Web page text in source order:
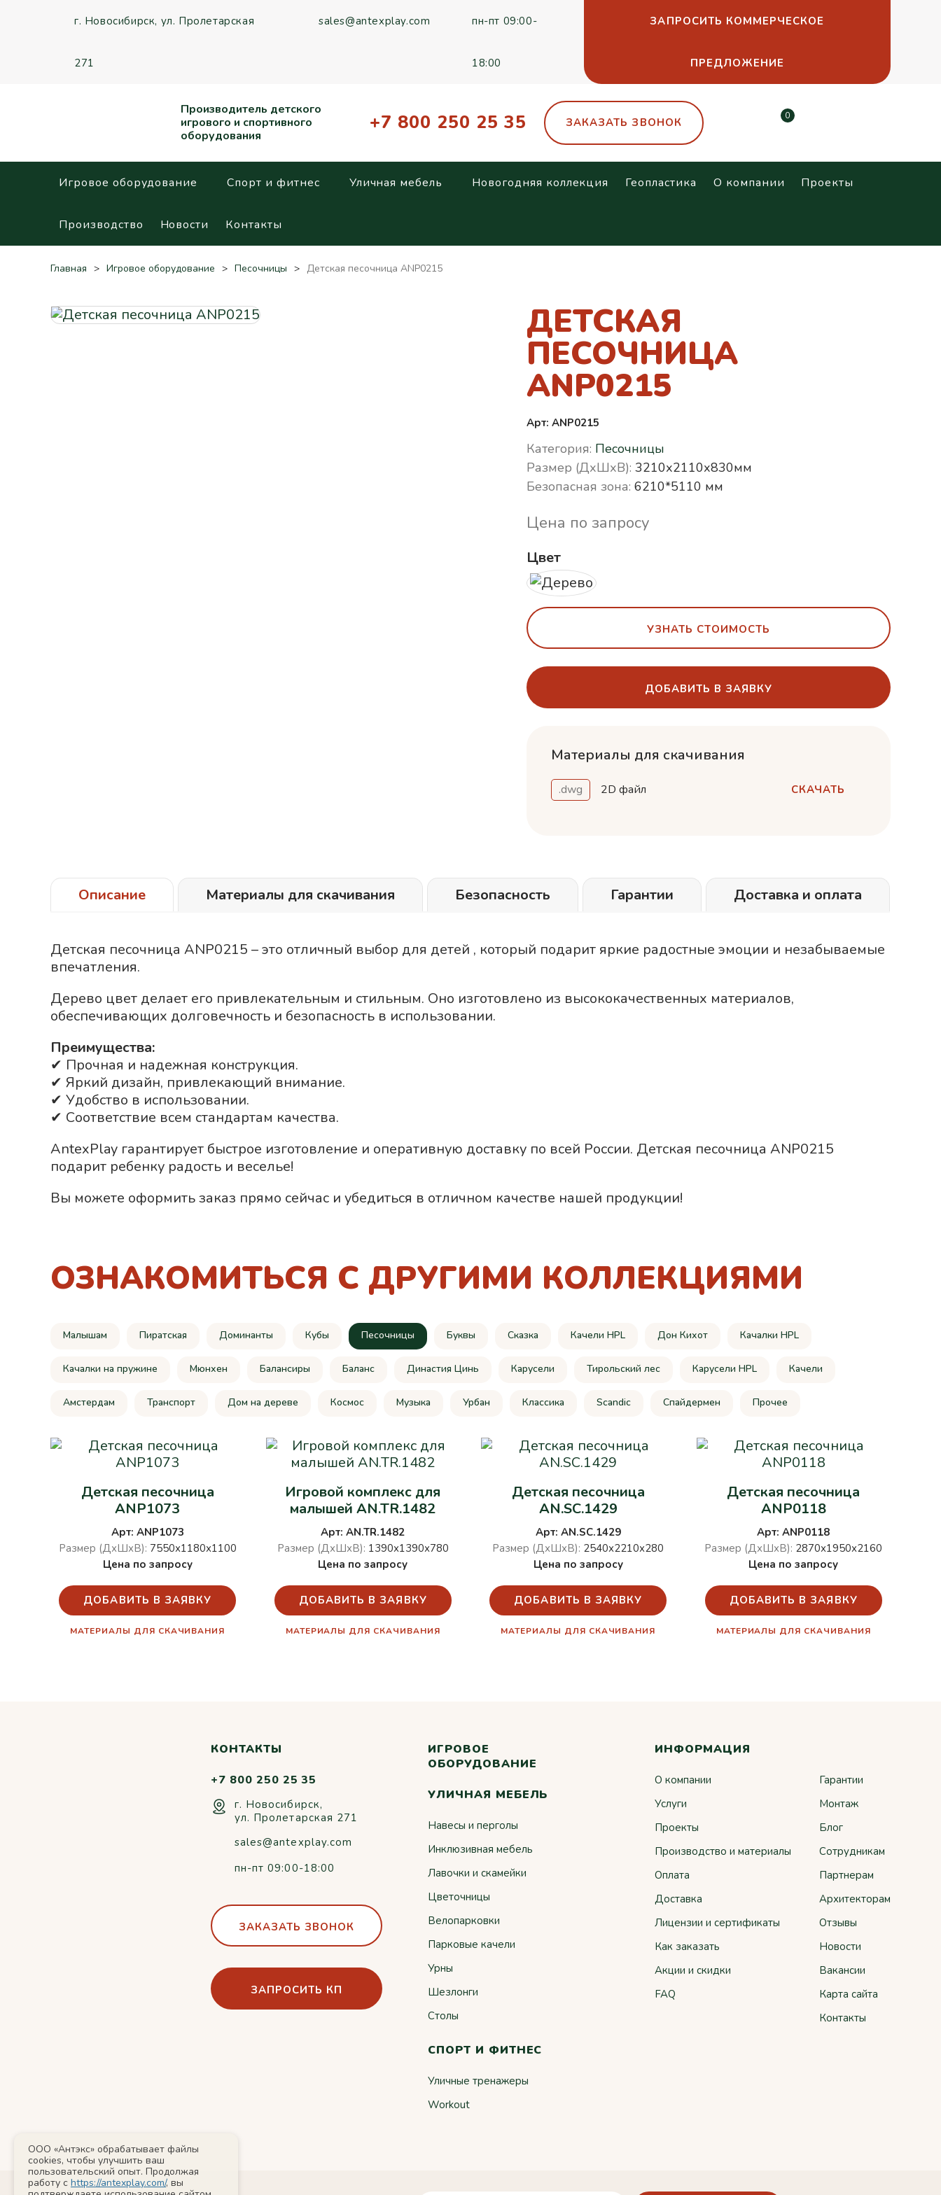
г. Новосибирск, ул. Пролетарская
271
sales@antexplay.com пн-пт 09:00-
18:00
ЗАПРОСИТЬ КОММЕРЧЕСКОЕ
ПРЕДЛОЖЕНИЕ
Производитель детского
игрового и спортивного
оборудования
+7 800 250 25 35 ЗАКАЗАТЬ ЗВОНОК 0
Игровое оборудование Спорт и фитнес Уличная мебель Новогодняя коллекция Геопластика О компании Проекты
Производство Новости Контакты
ООО «Антэкс» обрабатывает файлы
cookies, чтобы улучшить ваш
пользовательский опыт. Продолжая
работу с https://antexplay.com/, вы
Главная Игровое оборудование Песочницы Детская песочница ANP0215
ДЕТСКАЯ
ПЕСОЧНИЦА
ANP0215
Арт: ANP0215
Категория: Песочницы
Размер (ДхШхВ): 3210х2110х830мм
Безопасная зона: 6210*5110 мм
Цена по запросу
Цвет
УЗНАТЬ СТОИМОСТЬ
ДОБАВИТЬ В ЗАЯВКУ
Материалы для скачивания
.dwg 2D файл СКАЧАТЬ
Описание Материалы для скачивания Безопасность Гарантии Доставка и оплата
Детская песочница ANP0215 – это отличный выбор для детей , который подарит яркие радостные эмоции и незабываемые
впечатления.
Дерево цвет делает его привлекательным и стильным. Оно изготовлено из высококачественных материалов,
обеспечивающих долговечность и безопасность в использовании.
Преимущества:
✔ Прочная и надежная конструкция.
✔ Яркий дизайн, привлекающий внимание.
✔ Удобство в использовании.
✔ Соответствие всем стандартам качества.
AntexPlay гарантирует быстрое изготовление и оперативную доставку по всей России. Детская песочница ANP0215
подарит ребенку радость и веселье!
Вы можете оформить заказ прямо сейчас и убедиться в отличном качестве нашей продукции!
ОЗНАКОМИТЬСЯ С ДРУГИМИ КОЛЛЕКЦИЯМИ
Малышам Пиратская Доминанты Кубы Песочницы Буквы Сказка Качели HPL Дон Кихот Качалки HPL
Качалки на пружине Мюнхен Балансиры Баланс Династия Цинь Карусели Тирольский лес Карусели HPL Качели
Амстердам Транспорт Дом на дереве Космос Музыка Урбан Классика Scandic Спайдермен Прочее
Детская песочница
ANP1073
Арт: ANP1073
Размер (ДхШхВ): 7550х1180х1100
Цена по запросу
ДОБАВИТЬ В ЗАЯВКУ
МАТЕРИАЛЫ ДЛЯ СКАЧИВАНИЯ
Игровой комплекс для
малышей AN.TR.1482
Арт: AN.TR.1482
Размер (ДхШхВ): 1390х1390х780
Цена по запросу
ДОБАВИТЬ В ЗАЯВКУ
МАТЕРИАЛЫ ДЛЯ СКАЧИВАНИЯ
Детская песочница
AN.SC.1429
Арт: AN.SC.1429
Размер (ДхШхВ): 2540х2210х280
Цена по запросу
ДОБАВИТЬ В ЗАЯВКУ
МАТЕРИАЛЫ ДЛЯ СКАЧИВАНИЯ
Детская песочница
ANP0118
Арт: ANP0118
Размер (ДхШхВ): 2870х1950х2160
Цена по запросу
ДОБАВИТЬ В ЗАЯВКУ
МАТЕРИАЛЫ ДЛЯ СКАЧИВАНИЯ
КОНТАКТЫ
+7 800 250 25 35
г. Новосибирск,
ул. Пролетарская 271
sales@antexplay.com
пн-пт 09:00-18:00
ЗАКАЗАТЬ ЗВОНОК
ЗАПРОСИТЬ КП
ИГРОВОЕ
ОБОРУДОВАНИЕ
УЛИЧНАЯ МЕБЕЛЬ
Навесы и перголы
Инклюзивная мебель
Лавочки и скамейки
Цветочницы
Велопарковки
Парковые качели
Урны
Шезлонги
Столы
СПОРТ И ФИТНЕС
Уличные тренажеры
Workout
ИНФОРМАЦИЯ
О компании
Услуги
Проекты
Производство и материалы
Оплата
Доставка
Лицензии и сертификаты
Как заказать
Акции и скидки
FAQ
Гарантии
Монтаж
Блог
Сотрудникам
Партнерам
Архитекторам
Отзывы
Новости
Вакансии
Карта сайта
Контакты